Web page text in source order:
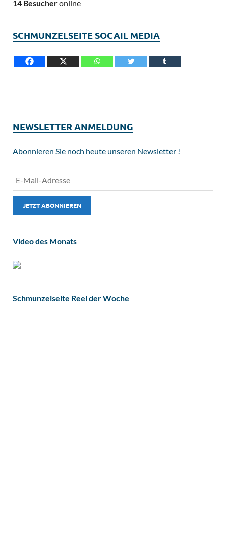
14 Besucheronline
SCHMUNZELSEITE SOCAIL MEDIA
NEWSLETTER ANMELDUNG
Abonnieren Sie noch heute unseren Newsletter !
Video des Monats
Schmunzelseite Reel der Woche